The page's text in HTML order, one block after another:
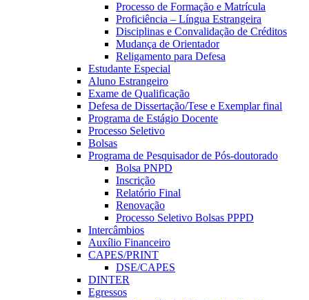
Processo de Formação e Matrícula
Proficiência – Língua Estrangeira
Disciplinas e Convalidação de Créditos
Mudança de Orientador
Religamento para Defesa
Estudante Especial
Aluno Estrangeiro
Exame de Qualificação
Defesa de Dissertação/Tese e Exemplar final
Programa de Estágio Docente
Processo Seletivo
Bolsas
Programa de Pesquisador de Pós-doutorado
Bolsa PNPD
Inscrição
Relatório Final
Renovação
Processo Seletivo Bolsas PPPD
Intercâmbios
Auxílio Financeiro
CAPES/PRINT
DSE/CAPES
DINTER
Egressos